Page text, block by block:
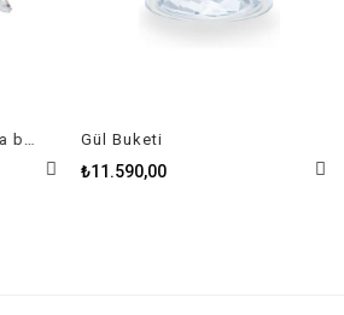
Yıldız Süs Shimmer, orta boy Gül Buketi
₺11.590,00